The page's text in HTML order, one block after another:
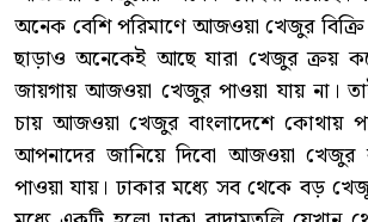
অনেক বেশি পরিমাণে আজওয়া খেজুর
ছাড়াও অনেকেই আছে যারা খেজুর ক্রয়
জায়গায় আজওয়া খেজুর পাওয়া যায় না।
চায় আজওয়া খেজুর বাংলাদেশে কোথায়
আপনাদের জানিয়ে দিবো আজওয়া খেজুর
পাওয়া যায়। ঢাকার মধ্যে সব থেকে বড়